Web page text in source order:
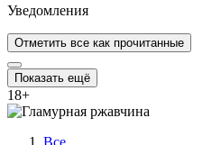
Уведомления
Отметить все как прочитанные
Показать ещё
18+
Все